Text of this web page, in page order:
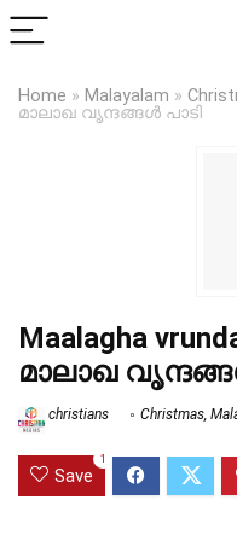
Home » Malayalam »
മാലാഖ വൃന്ദങ്ങൾ പാടി
Maalagha
മാലാഖ
christians Christmas,
Save
1